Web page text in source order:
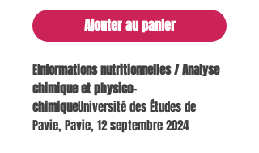
Ajouter au panier
EInformations nutritionnelles / Analyse
chimique et physico-
chimiqueUniversité des Études de
Pavie, Pavie, 12 septembre 2024